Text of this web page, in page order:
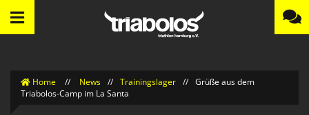
Home // News // Trainingslager // Grüße aus dem
Triabolos-Camp im La Santa